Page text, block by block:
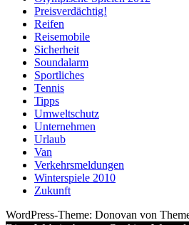
Preisverdächtig!
Reifen
Reisemobile
Sicherheit
Soundalarm
Sportliches
Tennis
Tipps
Umweltschutz
Unternehmen
Urlaub
Van
Verkehrsmeldungen
Winterspiele 2010
Zukunft
WordPress-Theme: Donovan von